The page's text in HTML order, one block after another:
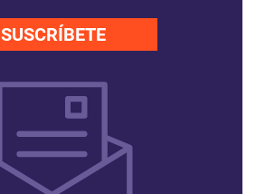
SUSCRÍBETE